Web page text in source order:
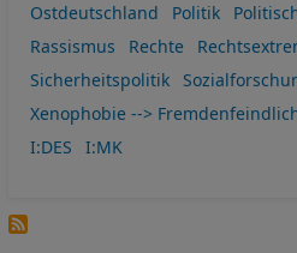
Ostdeutschland
Politik
Rassismus
Rechte
Sicherheitspolitik
Xenophobie -->
I:DES
I:MK